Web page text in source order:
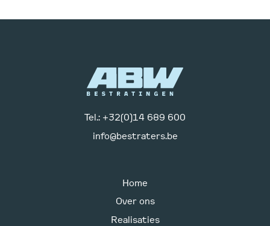
Tel.: +32(0)14 689 600
info@bestraters.be
Home
Over ons
Realisaties